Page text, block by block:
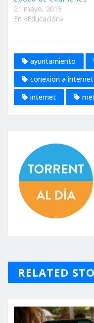
21 mayo, 2015
En «Educación»
ayuntamiento
conexion a internet
internet
RELATED